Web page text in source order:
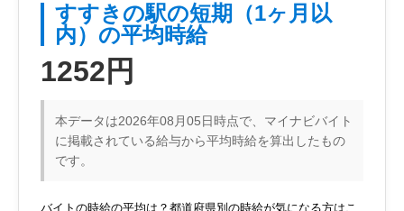
すすきの駅の短期（1ヶ月以
内）の平均時給
1252円
本データは2026年08月05日時点で、マイナビバイト
に掲載されている給与から平均時給を算出したもの
です。
バイトの時給の平均は？都道府県別の時給が気になる方はこ